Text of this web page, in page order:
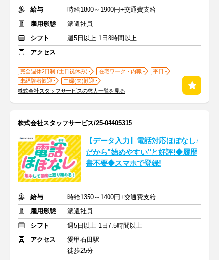
給与
時給1800～1900円+交通費支給
雇用形態
派遣社員
シフト
週5日以上 1日8時間以上
アクセス
完全週休2日制 (土日祝休み) 在宅ワーク・内職
平日
未経験者歓迎
主婦(夫)歓迎
株式会社スタッフサービスの求人一覧を見る
株式会社スタッフサービス/25-04405315
【データ入力】電話対応ほぼなし♪
だから"始めやすい"と好評!◆履歴
書不要◆スマホで登録!
給与
時給1350～1400円+交通費支給
雇用形態
派遣社員
シフト
週5日以上 1日7.5時間以上
アクセス
愛甲石田駅
徒歩25分